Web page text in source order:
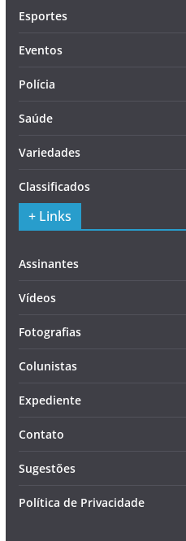
Esportes
Eventos
Polícia
Saúde
Variedades
Classificados
+ Links
Assinantes
Vídeos
Fotografias
Colunistas
Expediente
Contato
Sugestões
Política de Privacidade